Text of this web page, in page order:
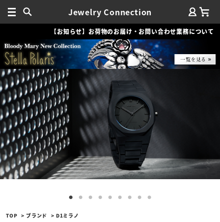
Jewelry Connection
【お知らせ】お荷物のお届け・お問い合わせ業務について
TOP ブランド D1ミラノ